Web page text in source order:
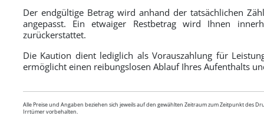
Der endgültige Betrag wird anhand der tatsächlichen
angepasst. Ein etwaiger Restbetrag wird Ihnen
zurückerstattet.
Die Kaution dient lediglich als Vorauszahlung für
ermöglicht einen reibungslosen Ablauf Ihres Aufenthalts
Alle Preise und Angaben beziehen sich jeweils auf den gewählten Zeitraum zum Zeitpunkt des
Irrtümer vorbehalten.